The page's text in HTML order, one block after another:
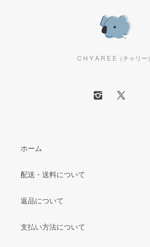
C H Y A R E E（チャリー）
ホーム
配送・送料について
返品について
支払い方法について